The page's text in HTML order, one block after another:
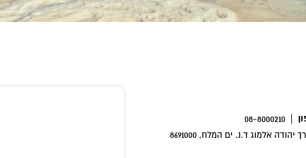
08-8000210
אלמוג ד.נ. ים המלח, 8691000